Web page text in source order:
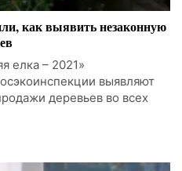
как выявить незаконную
елка – 2021»
выявляют
деревьев во всех